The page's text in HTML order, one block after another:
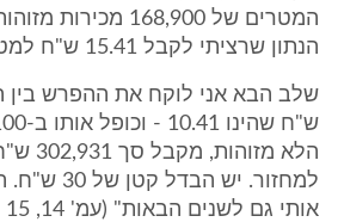
המטרים של 168,900
הנתון שרציתי לקבל 15.41 ש"ח למטר לבדים המזוהים.
הלא
למחזור. יש
אותי גם לשנים הבאות" (עמ' 14, 15 לפרוט').